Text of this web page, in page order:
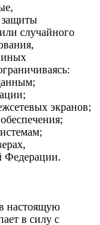
защиты
случайного
иных
экранов;
Федерации.
настоящую
в силу с